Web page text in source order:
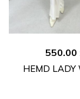
550.00
HEMD LADY